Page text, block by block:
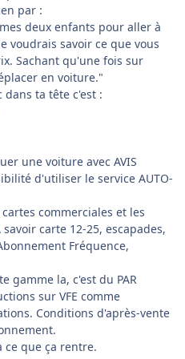
par :
deux enfants pour aller à
voudrais savoir ce que vous
Sachant qu'une fois sur
en voiture."
dans ta tête c'est :
une voiture avec AVIS
d'utiliser le service AUTO-
commerciales et les
carte 12-25, escapades,
Fréquence,
gamme la, c'est du PAR
sur VFE comme
Conditions d'après-vente
ce que ça rentre.